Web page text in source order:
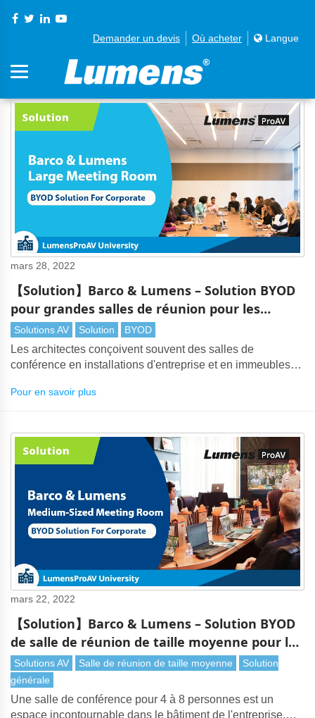
Demander un devis Où acheter Langue
mars 28, 2022
【Solution】Barco & Lumens – Solution BYOD
pour grandes salles de réunion pour les
entreprises
Solutions AV Solution BYOD
Les architectes conçoivent souvent des salles de
conférence en installations d'entreprise et en immeubles
conseil d'administration, les présentations d'entreprise et
Pour en savoir plus
mars 22, 2022
【Solution】Barco & Lumens – Solution BYOD
de salle de réunion de taille moyenne pour les
entreprises
Solutions AV Salle de réunion de taille moyenne
Solution
générale
Une salle de conférence pour 4 à 8 personnes est un
espace incontournable dans le bâtiment de l'entreprise.